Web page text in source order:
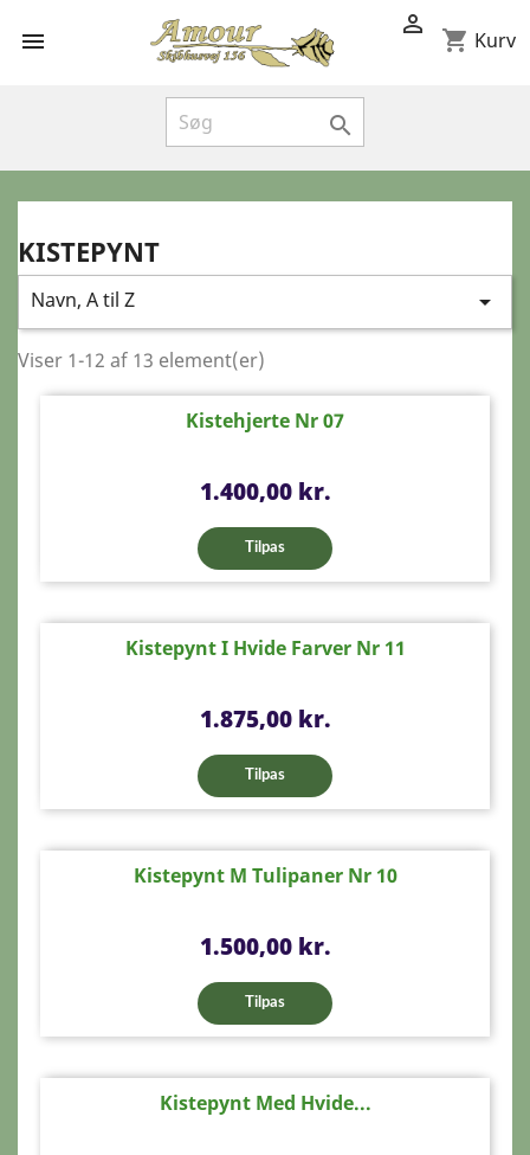
 shopping_cart Kurv


KISTEPYNT
Navn, A til Z 
Viser 1-12 af 13 element(er)
Kistehjerte Nr 07
Pris
1.400,00 kr.
Tilpas
Kistepynt I Hvide Farver Nr 11
Pris
1.875,00 kr.
Tilpas
Kistepynt M Tulipaner Nr 10
Pris
1.500,00 kr.
Tilpas
Kistepynt Med Hvide...